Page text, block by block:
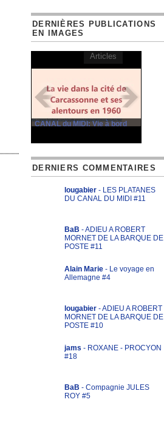
DERNIÈRES PUBLICATIONS
EN IMAGES
CANAL du MIDI: Vie à bord
Articles
DERNIERS COMMENTAIRES
lougabier - LES PLATANES
DU CANAL DU MIDI #11
BaB - ADIEU A ROBERT
MORNET DE LA BARQUE DE
POSTE #11
Alain Marie - Le voyage en
Allemagne #4
lougabier - ADIEU A ROBERT
MORNET DE LA BARQUE DE
POSTE #10
jams - ROXANE - PROCYON
#18
BaB - Compagnie JULES
ROY #5